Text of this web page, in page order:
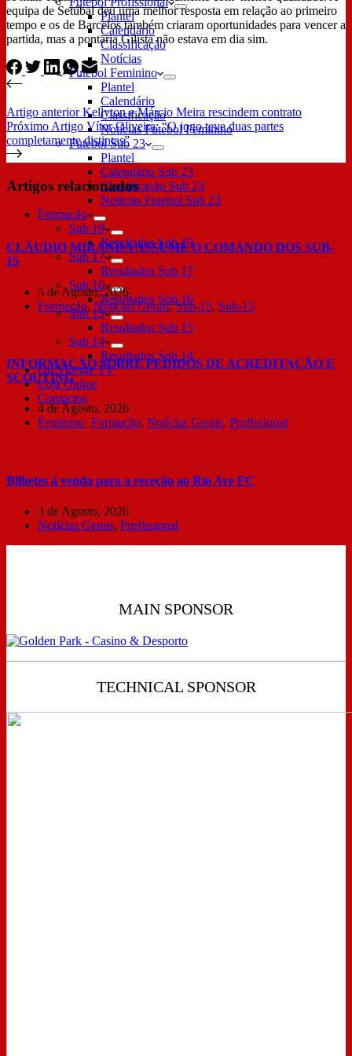
Plantel
Calendário
Classificação
Notícias
Futebol Feminino
Plantel
Calendário
Classificação
Notícias Futebol Feminino
Futebol Sub 23
Plantel
Calendário Sub 23
Classificação Sub 23
Notícias Futebol Sub 23
Formação
Sub 19
Resultados Sub 19
Sub 17
Resultados Sub 17
Sub 16
Resultados Sub 16
Sub 15
Resultados Sub 15
Sub 14
Resultados Sub 14
Gil Vicente TV
Loja Online
Contactos
equipa de Setúbal deu uma melhor resposta em relação ao primeiro
tempo e os de Barcelos também criaram oportunidades para vencer a
partida, mas a pontaria Gilista não estava em dia sim.
Artigo anteriorKellyton e Márcio Meira rescindem contrato
Próximo Artigo Vítor Oliveira: “O jogo teve duas partes
completamente distintas”
Artigos relacionados
CLÁUDIO MIRANDA ASSUME O COMANDO DOS SUB-
15
5 de Agosto, 2026
Formação,Notícias Gerais,Sub-15, Sub-15
INFORMAÇÃO SOBRE PEDIDOS DE ACREDITAÇÃO E
SCOUTING
4 de Agosto, 2026
Feminino, Formação, Notícias Gerais, Profissional
Bilhetes à venda para a receção ao Rio Ave FC
3 de Agosto, 2026
Notícias Gerais, Profissional
MAIN SPONSOR
TECHNICAL SPONSOR